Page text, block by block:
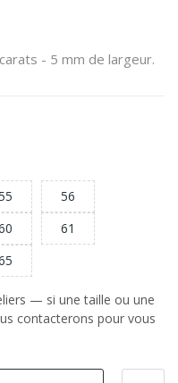
- 5 mm de largeur.
56
61
— si une taille ou une
contacterons pour vous